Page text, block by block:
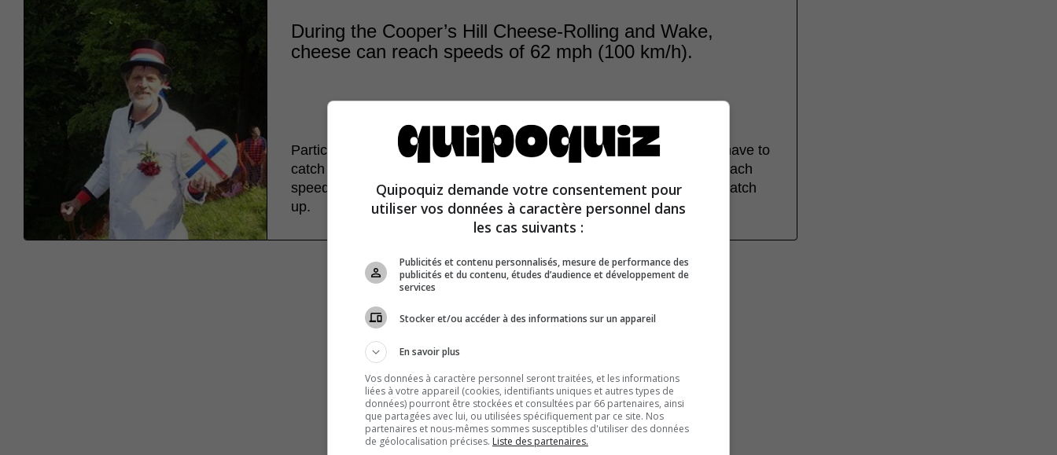
During the Cooper’s Hill Cheese-Rolling and Wake,
cheese can reach speeds of 62 mph (100 km/h).
Participants in the Cooper’s Hill Cheese-Rolling and Wake, England, have to
catch a cheese launched from the top of the hill. As this cheese can reach
speeds of 62 mph (100 km/h), many participants are injured trying to catch
up.
Quipoquiz demande votre consentement pour
utiliser vos données à caractère personnel dans
les cas suivants :
Publicités et contenu personnalisés, mesure de performance des
publicités et du contenu, études d’audience et développement de
services
Stocker et/ou accéder à des informations sur un appareil
En savoir plus
Vos données à caractère personnel seront traitées, et les informations
liées à votre appareil (cookies, identifiants uniques et autres types de
données) pourront être stockées et consultées par 66 partenaires, ainsi
que partagées avec lui, ou utilisées spécifiquement par ce site. Nos
partenaires et nous-mêmes sommes susceptibles d'utiliser des données
de géolocalisation précises. Liste des partenaires.